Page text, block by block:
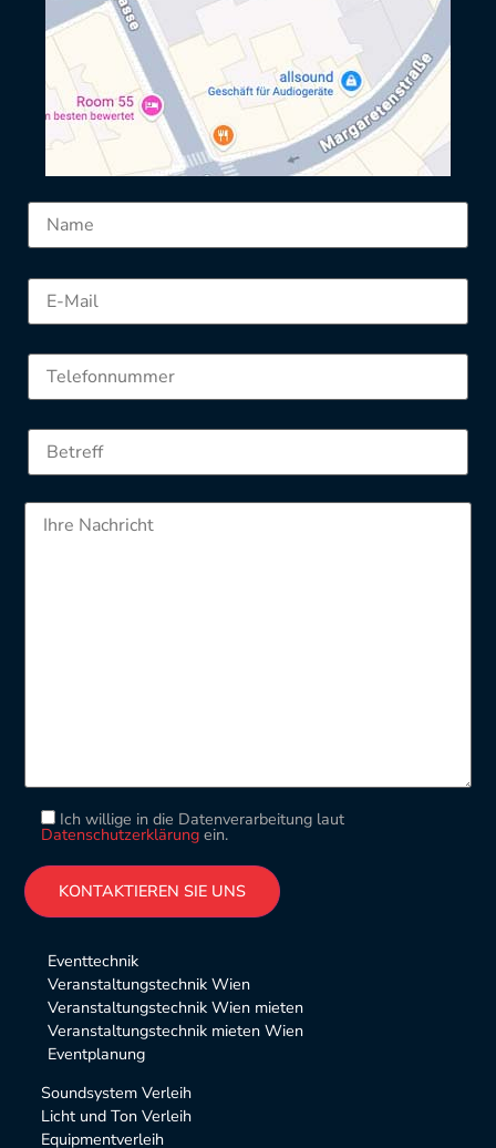
Ich willige in die Datenverarbeitung laut
Datenschutzerklärungein.
Please leave this field empty.
Eventtechnik
Veranstaltungstechnik Wien
Veranstaltungstechnik Wien mieten
Veranstaltungstechnik mieten Wien
Eventplanung
Soundsystem Verleih
Licht und Ton Verleih
Equipmentverleih